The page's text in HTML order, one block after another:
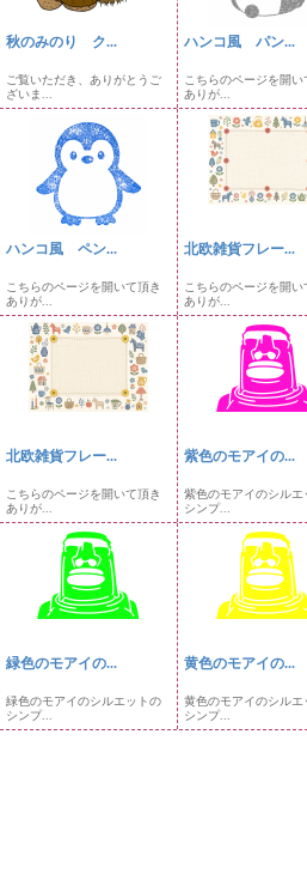
秋のみのり ク...
ご覧いただき、ありがとうご
ざいま...
ハンコ風 パン...
こちらのページを開い
ありが...
ハンコ風 ペン...
こちらのページを開いて頂き
ありが...
北欧雑貨フレー...
こちらのページを開い
ありが...
北欧雑貨フレー...
こちらのページを開いて頂き
ありが...
紫色のモアイの...
紫色のモアイのシルエ
シンプ...
緑色のモアイの...
緑色のモアイのシルエットの
シンプ...
黄色のモアイの...
黄色のモアイのシルエ
シンプ...